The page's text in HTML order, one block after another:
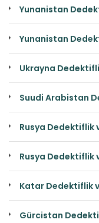
Yunanistan
Yunanistan
Ukrayna
Suudi Arabistan
Rusya Dedektiflik
Rusya Dedektiflik
Katar Dedektiflik
Gürcistan